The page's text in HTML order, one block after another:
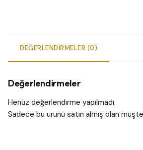
DEĞERLENDIRMELER (0)
Değerlendirmeler
Henüz değerlendirme yapılmadı.
Sadece bu ürünü satın almış olan